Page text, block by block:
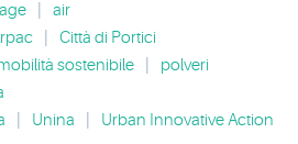
air
Città di Portici
sostenibile
polveri
Unina Urban Innovative Action